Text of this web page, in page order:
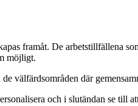
framåt. De arbetstillfällena
möjligt.
välfärdsområden där
och i slutändan se till